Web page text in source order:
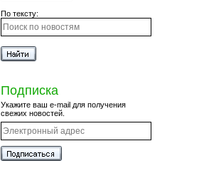
По тексту:
Подписка
Укажите ваш e-mail для получения
свежих новостей.